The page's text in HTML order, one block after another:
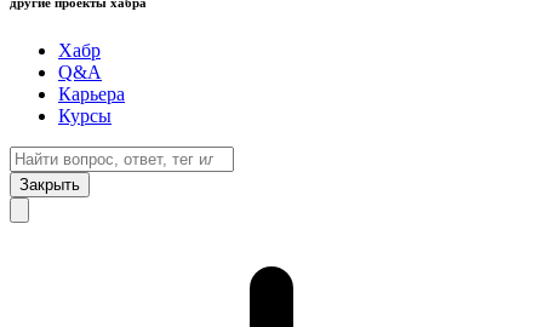
Хабр
Q&A
Карьера
Курсы
Закрыть